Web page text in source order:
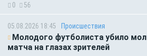
0 56
05.08.2026 18:45 Происшествия
Молодого футболиста убило
матча на глазах зрителей